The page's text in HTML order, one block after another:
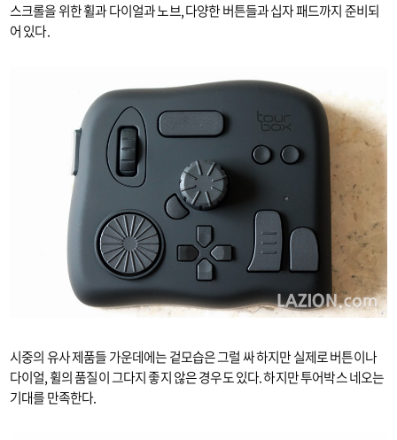
스크롤을 위한 휠과 다이얼과 노브, 다양한 버튼들과 십자 패드까지 준비되
어 있다.
시중의 유사 제품들 가운데에는 겉모습은 그럴 싸 하지만 실제로 버튼이나
다이얼, 휠의 품질이 그다지 좋지 않은 경우도 있다. 하지만 투어박스 네오는
기대를 만족한다.